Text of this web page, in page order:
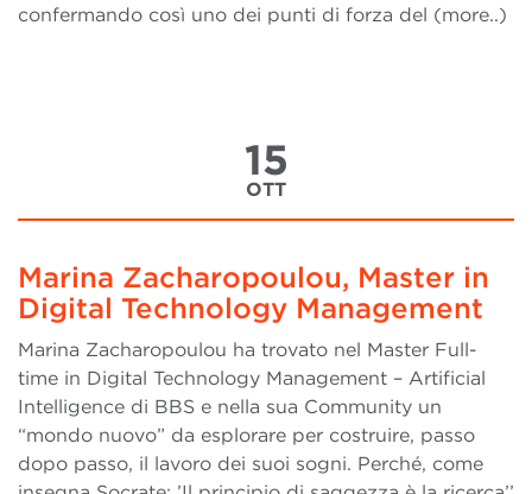
confermando così uno dei punti di forza del (more..)
15
OTT
Marina Zacharopoulou, Master in
Digital Technology Management
Marina Zacharopoulou ha trovato nel Master Full-
time in Digital Technology Management – Artificial
Intelligence di BBS e nella sua Community un
“mondo nuovo” da esplorare per costruire, passo
dopo passo, il lavoro dei suoi sogni. Perché, come